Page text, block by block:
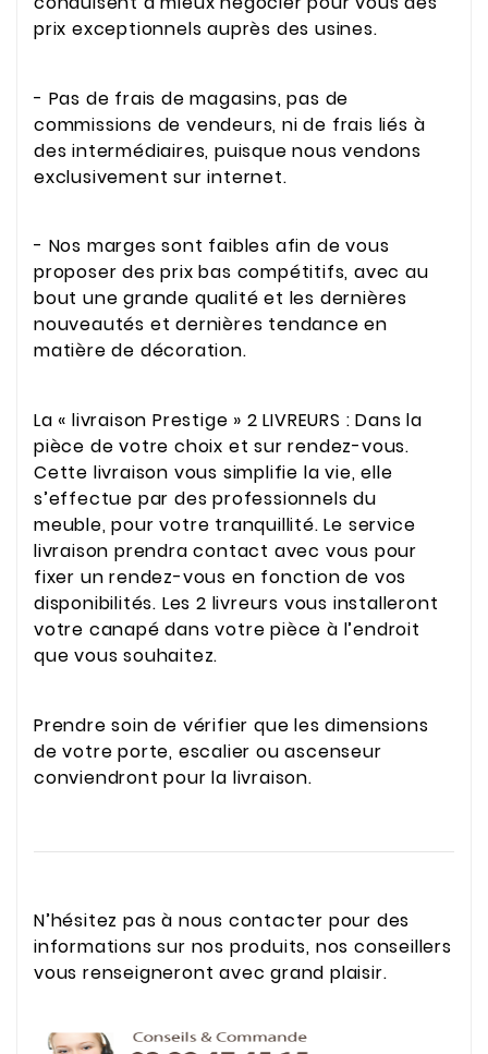
prix exceptionnels auprès des usines.
- Pas de frais de magasins, pas de
commissions de vendeurs, ni de frais liés à
des intermédiaires, puisque nous vendons
exclusivement sur internet.
- Nos marges sont faibles afin de vous
proposer des prix bas compétitifs, avec au
bout une grande qualité et les dernières
nouveautés et dernières tendance en
matière de décoration.
La « livraison Prestige » 2 LIVREURS : Dans la
pièce de votre choix et sur rendez-vous.
Cette livraison vous simplifie la vie, elle
s’effectue par des professionnels du
meuble, pour votre tranquillité. Le service
livraison prendra contact avec vous pour
fixer un rendez-vous en fonction de vos
disponibilités. Les 2 livreurs vous installeront
votre canapé dans votre pièce à l’endroit
que vous souhaitez.
Prendre soin de vérifier que les dimensions
de votre porte, escalier ou ascenseur
conviendront pour la livraison.
N’hésitez pas à nous contacter pour des
informations sur nos produits, nos conseillers
vous renseigneront avec grand plaisir.